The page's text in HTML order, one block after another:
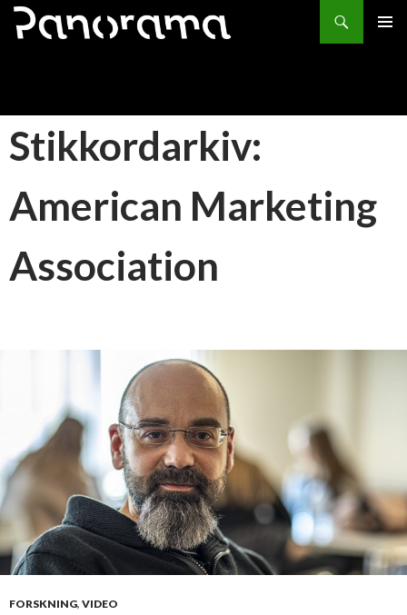
Søk
HOPP
Stikkordarkiv:
American Marketing
Association
FORSKNING, VIDEO